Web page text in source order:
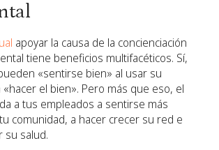
apoyar la causa de la concienciación
tiene beneficios multifacéticos. Sí,
«sentirse bien» al usar su
el bien». Pero más que eso, el
a tus empleados a sentirse más
comunidad, a hacer crecer su red e
su salud.